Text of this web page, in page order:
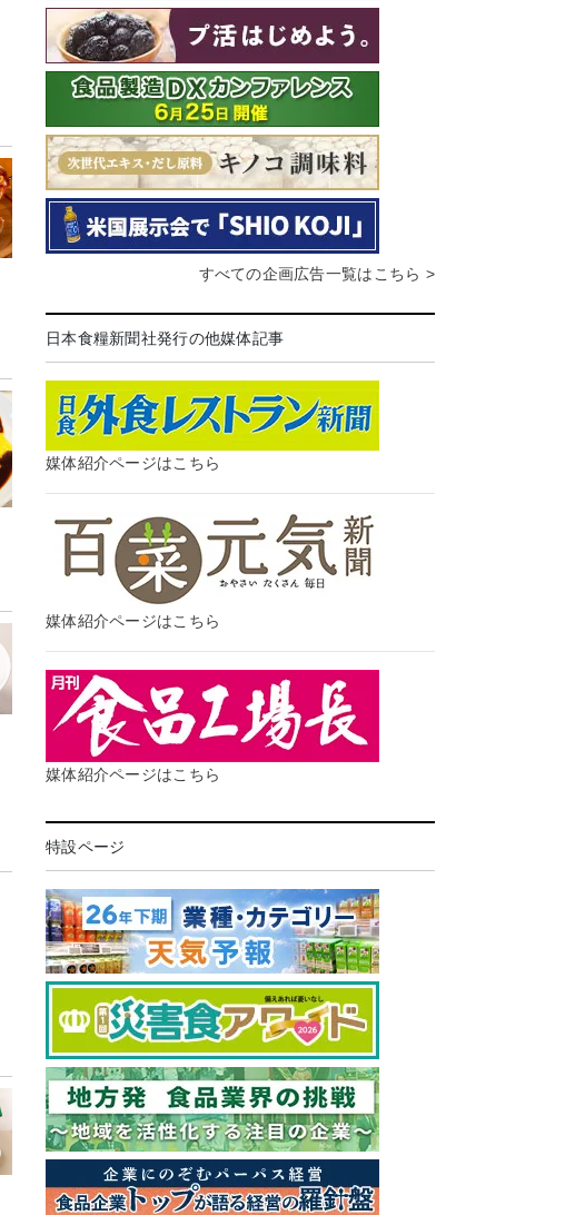
すべての企画広告一覧はこちら >
日本食糧新聞社発行の他媒体記事
媒体紹介ページはこちら
媒体紹介ページはこちら
媒体紹介ページはこちら
特設ページ